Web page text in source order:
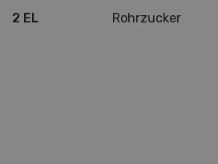
2 EL
Rohrzucker